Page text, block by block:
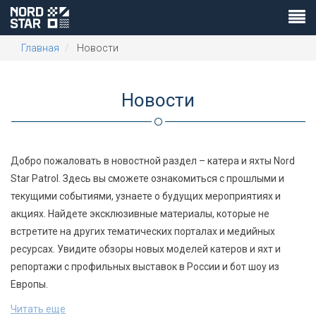
Главная Новости
Новости
Добро пожаловать в новостной раздел – катера и яхты Nord
Star Patrol. Здесь вы сможете ознакомиться с прошлыми и
текущими событиями, узнаете о будущих мероприятиях и
акциях. Найдете эксклюзивные материалы, которые не
встретите на других тематических порталах и медийных
ресурсах. Увидите обзоры новых моделей катеров и яхт и
репортажи с профильных выставок в России и бот шоу из
Европы.
Читать еще